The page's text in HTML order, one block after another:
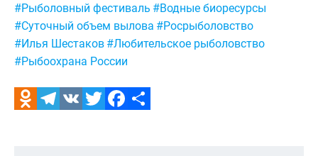
#Рыболовный фестиваль #Водные биоресурсы
#Суточный объем вылова #Росрыболовство
#Илья Шестаков #Любительское рыболовство
#Рыбоохрана России